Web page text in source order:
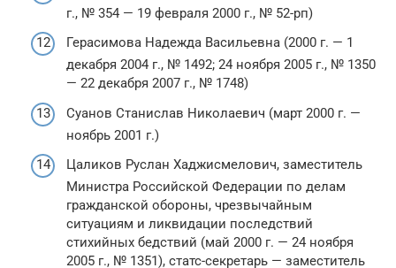
г., № 354 — 19 февраля 2000 г., № 52-рп)
Герасимова Надежда Васильевна (2000 г. — 1
декабря 2004 г., № 1492; 24 ноября 2005 г., № 1350
— 22 декабря 2007 г., № 1748)
Суанов Станислав Николаевич (март 2000 г. —
ноябрь 2001 г.)
Цаликов Руслан Хаджисмелович, заместитель
Министра Российской Федерации по делам
гражданской обороны, чрезвычайным
ситуациям и ликвидации последствий
стихийных бедствий (май 2000 г. — 24 ноября
2005 г., № 1351), статс-секретарь — заместитель